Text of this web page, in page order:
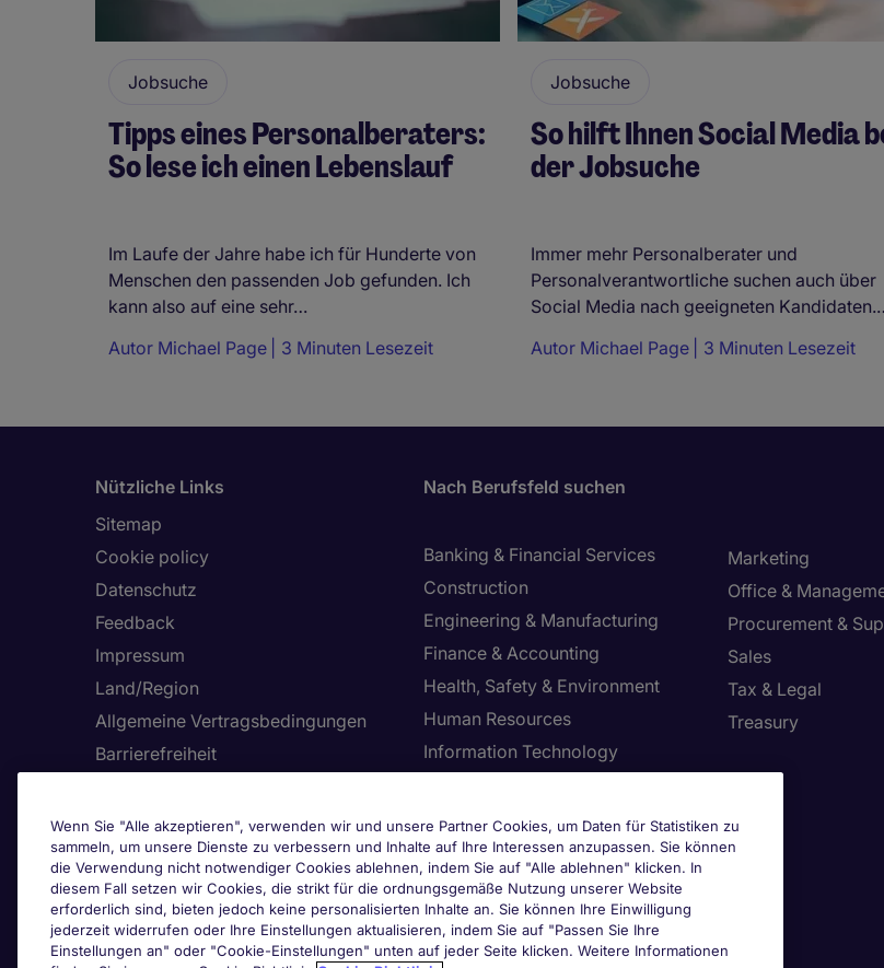
Jobsuche
Tipps eines Personalberaters:
So lese ich einen Lebenslauf
Im Laufe der Jahre habe ich für Hunderte von
Menschen den passenden Job gefunden. Ich
kann also auf eine sehr…
Autor Michael Page 3 Minuten Lesezeit
Jobsuche
So hilft Ihnen Social Media
der Jobsuche
Immer mehr Personalberater und
Personalverantwortliche suchen auch über
Social Media nach geeigneten
Autor Michael Page 3 Minuten Lesezeit
Nützliche Links
Sitemap
Cookie policy
Datenschutz
Feedback
Impressum
Land/Region
Allgemeine Vertragsbedingungen
Barrierefreiheit
Zertifizierungen
Nach Berufsfeld suchen
Banking & Financial Services
Construction
Engineering & Manufacturing
Finance & Accounting
Health, Safety & Environment
Human Resources
Information Technology
Marketing
Office &
Procurement &
Sales
Tax & Legal
Treasury
Cookie-Einstellungen
Wenn Sie "Alle akzeptieren", verwenden wir und unsere Partner Cookies, um Daten für Statistiken zu
sammeln, um unsere Dienste zu verbessern und Inhalte auf Ihre Interessen anzupassen. Sie können
die Verwendung nicht notwendiger Cookies ablehnen, indem Sie auf "Alle ablehnen" klicken. In
diesem Fall setzen wir Cookies, die strikt für die ordnungsgemäße Nutzung unserer Website
erforderlich sind, bieten jedoch keine personalisierten Inhalte an. Sie können Ihre Einwilligung
jederzeit widerrufen oder Ihre Einstellungen aktualisieren, indem Sie auf "Passen Sie Ihre
Einstellungen an" oder "Cookie-Einstellungen" unten auf jeder Seite klicken. Weitere Informationen